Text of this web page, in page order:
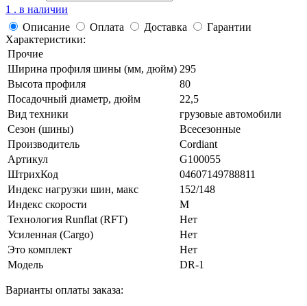
1 . в наличии
Описание
Оплата Доставка
Гарантии
Характеристики:
Прочие
Ширина профиля шины (мм, дюйм) 295
Высота профиля
80
Посадочный диаметр, дюйм
22,5
Вид техники
грузовые автомобили
Сезон (шины)
Всесезонные
Производитель
Cordiant
Артикул
G100055
ШтрихКод
04607149788811
Индекс нагрузки шин, макс
152/148
Индекс скорости
M
Технология Runflat (RFT)
Нет
Усиленная (Cargo)
Нет
Это комплект
Нет
Модель
DR-1
Варианты оплаты заказа: